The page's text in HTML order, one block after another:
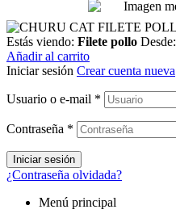
Estás viendo: Filete pollo Desde:
Añadir al carrito
Iniciar sesión Crear cuenta nueva
Usuario o e-mail *
Contraseña *
Iniciar sesión
¿Contraseña olvidada?
Menú principal